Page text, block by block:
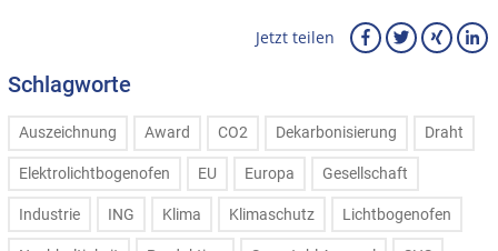
Jetzt teilen
Schlagworte
Auszeichnung Award CO2 Dekarbonisierung Draht
Elektrolichtbogenofen EU Europa Gesellschaft
Industrie ING Klima Klimaschutz Lichtbogenofen